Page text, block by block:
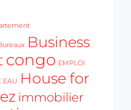
Business
congo EMPLOI
EAU
House for
immobilier